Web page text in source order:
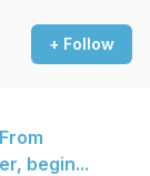
+ Follow
begin...